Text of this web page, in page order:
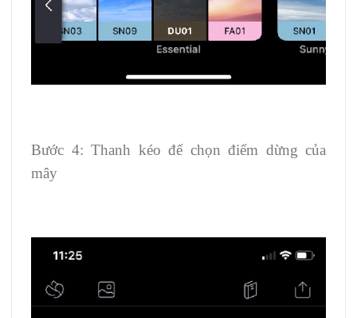
Bước 4: Thanh kéo để chọn điểm dừng của
mây